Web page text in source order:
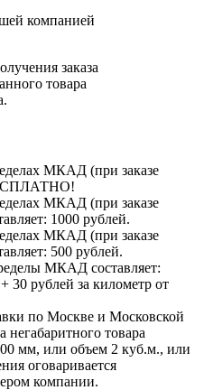
компанией
заказа
товара
МКАД (при заказе
МКАД (при заказе
1000 рублей.
МКАД (при заказе
500 рублей.
МКАД составляет:
рублей за километр от
по Москве и Московской
негабаритного товара
мм, или объем 2 куб.м., или
оговаривается
компании.